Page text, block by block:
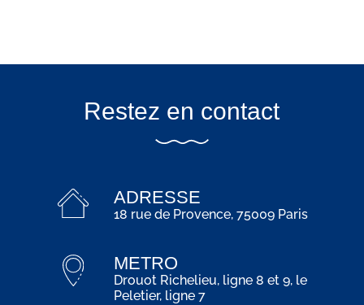
Restez en contact
ADRESSE
18 rue de Provence, 75009 Paris
METRO
Drouot Richelieu, ligne 8 et 9, le
Peletier, ligne 7